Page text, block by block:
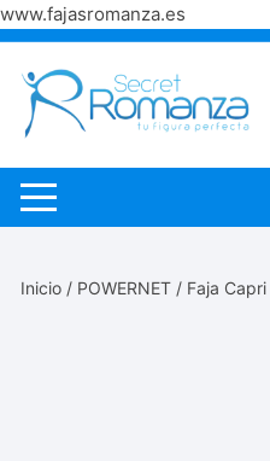
www.fajasromanza.es
Saltar
contenido
Inicio / POWERNET / Faja